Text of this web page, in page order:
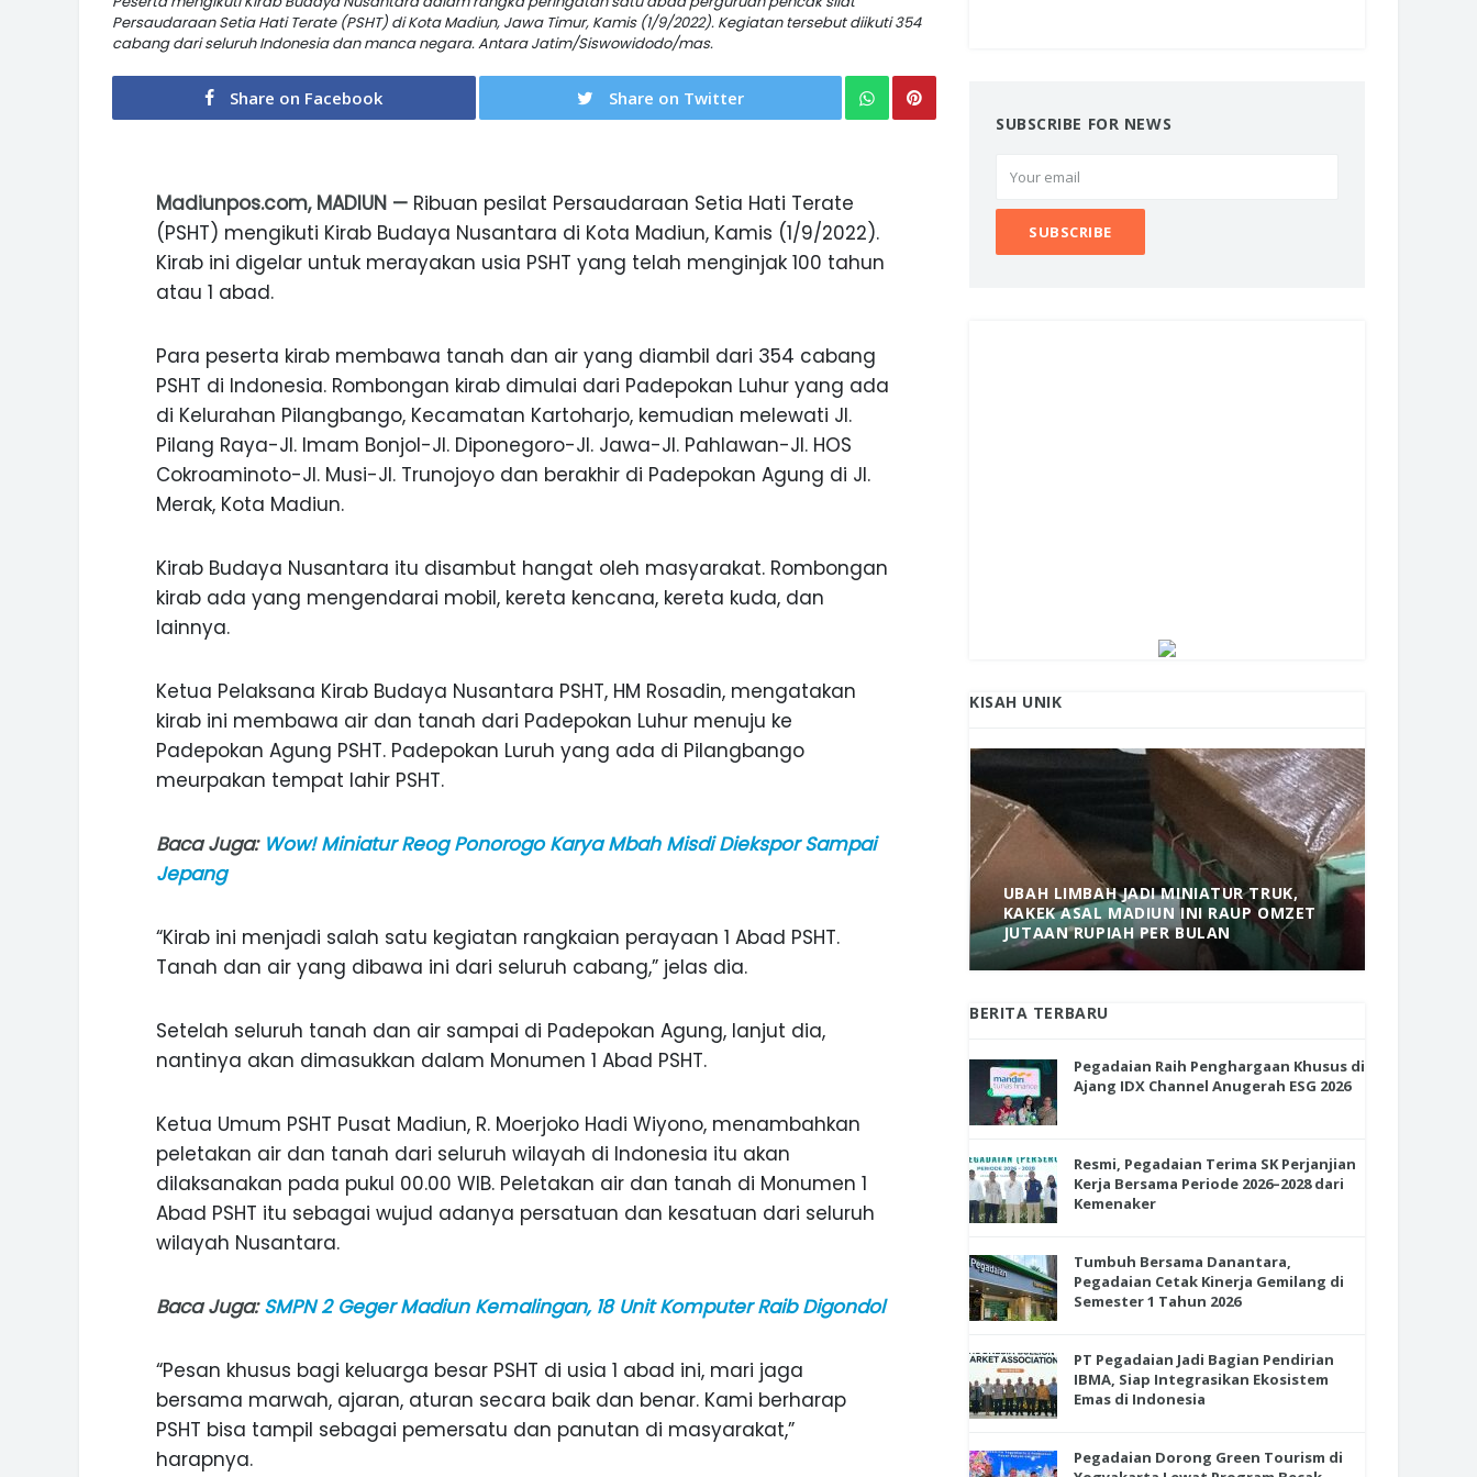
Persaudaraan Setia Hati Terate (PSHT) di Kota Madiun, Jawa Timur, Kamis (1/9/2022). Kegiatan tersebut diikuti 354
cabang dari seluruh Indonesia dan manca negara. Antara Jatim/Siswowidodo/mas.
Share on Facebook Share on Twitter
Madiunpos.com, MADIUN — Ribuan pesilat Persaudaraan Setia Hati Terate
(PSHT) mengikuti Kirab Budaya Nusantara di Kota Madiun, Kamis (1/9/2022).
Kirab ini digelar untuk merayakan usia PSHT yang telah menginjak 100 tahun
atau 1 abad.
Para peserta kirab membawa tanah dan air yang diambil dari 354 cabang
PSHT di Indonesia. Rombongan kirab dimulai dari Padepokan Luhur yang ada
di Kelurahan Pilangbango, Kecamatan Kartoharjo, kemudian melewati Jl.
Pilang Raya-Jl. Imam Bonjol-Jl. Diponegoro-Jl. Jawa-Jl. Pahlawan-Jl. HOS
Cokroaminoto-Jl. Musi-Jl. Trunojoyo dan berakhir di Padepokan Agung di Jl.
Merak, Kota Madiun.
Kirab Budaya Nusantara itu disambut hangat oleh masyarakat. Rombongan
kirab ada yang mengendarai mobil, kereta kencana, kereta kuda, dan
lainnya.
Ketua Pelaksana Kirab Budaya Nusantara PSHT, HM Rosadin, mengatakan
kirab ini membawa air dan tanah dari Padepokan Luhur menuju ke
Padepokan Agung PSHT. Padepokan Luruh yang ada di Pilangbango
meurpakan tempat lahir PSHT.
Baca Juga: Wow! Miniatur Reog Ponorogo Karya Mbah Misdi Diekspor Sampai
Jepang
“Kirab ini menjadi salah satu kegiatan rangkaian perayaan 1 Abad PSHT.
Tanah dan air yang dibawa ini dari seluruh cabang,” jelas dia.
Setelah seluruh tanah dan air sampai di Padepokan Agung, lanjut dia,
nantinya akan dimasukkan dalam Monumen 1 Abad PSHT.
Ketua Umum PSHT Pusat Madiun, R. Moerjoko Hadi Wiyono, menambahkan
peletakan air dan tanah dari seluruh wilayah di Indonesia itu akan
dilaksanakan pada pukul 00.00 WIB. Peletakan air dan tanah di Monumen 1
Abad PSHT itu sebagai wujud adanya persatuan dan kesatuan dari seluruh
wilayah Nusantara.
Baca Juga:SMPN 2 Geger Madiun Kemalingan, 18 Unit Komputer Raib Digondol
“Pesan khusus bagi keluarga besar PSHT di usia 1 abad ini, mari jaga
bersama marwah, ajaran, aturan secara baik dan benar. Kami berharap
PSHT bisa tampil sebagai pemersatu dan panutan di masyarakat,”
harapnya.
SUBSCRIBE FOR NEWS
KISAH UNIK
DURIAN SEGULUNG MADIUN
SEJAK 1996
UBAH LIMBAH JADI MINIATUR TRUK,
KAKEK ASAL MADIUN INI RAUP OMZET
JUTAAN RUPIAH PER BULAN
BERITA TERBARU
Pegadaian Raih Penghargaan Khusus di
Ajang IDX Channel Anugerah ESG 2026
Resmi, Pegadaian Terima SK Perjanjian
Kerja Bersama Periode 2026–2028 dari
Kemenaker
Tumbuh Bersama Danantara,
Pegadaian Cetak Kinerja Gemilang di
Semester 1 Tahun 2026
PT Pegadaian Jadi Bagian Pendirian
IBMA, Siap Integrasikan Ekosistem
Emas di Indonesia
Pegadaian Dorong Green Tourism di